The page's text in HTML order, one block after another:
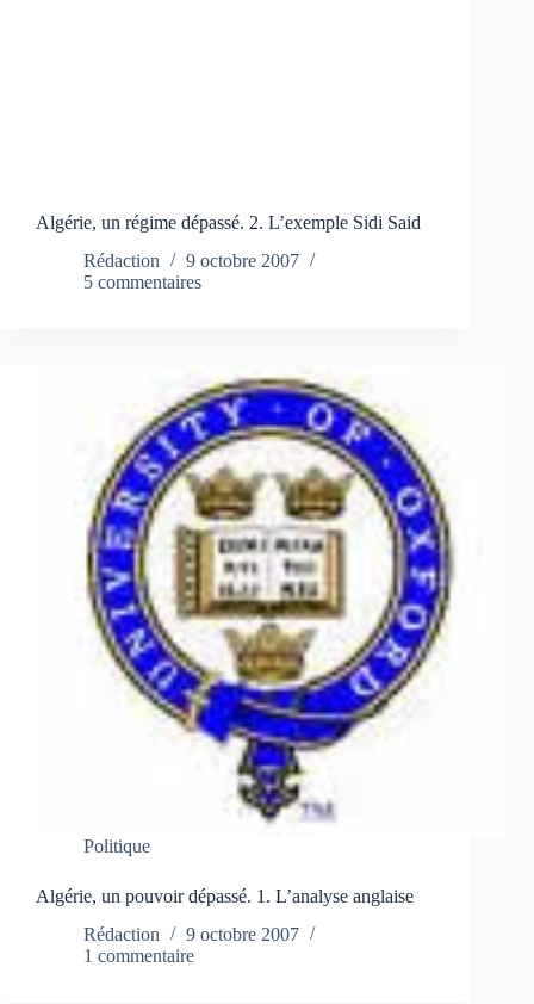
Algérie, un régime dépassé. 2. L’exemple Sidi Said
Rédaction
9 octobre 2007
5 commentaires
Politique
Algérie, un pouvoir dépassé. 1. L’analyse anglaise
Rédaction
9 octobre 2007
1 commentaire